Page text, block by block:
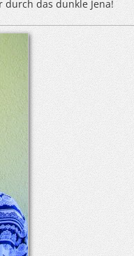
durch das dunkle Jena!